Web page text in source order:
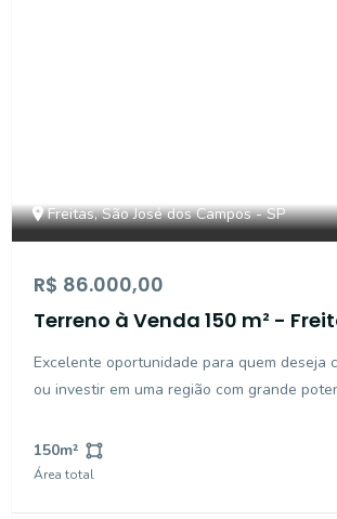
Freitas, São José dos Campos - SP
R$ 86.000,00
Terreno à Venda 150 m² -
Excelente oportunidade para quem deseja
ou investir em uma região com grande
possui 5 metros de frente por 30 metros de
profundidade, oferecendo um excelente
150m²
Área total